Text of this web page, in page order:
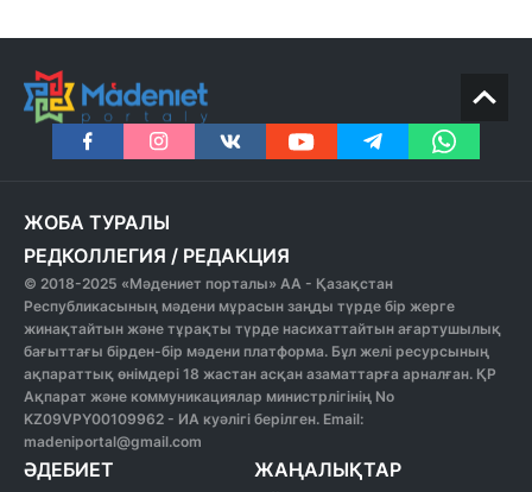
ЖОБА ТУРАЛЫ
РЕДКОЛЛЕГИЯ / РЕДАКЦИЯ
© 2018-2025 «Мәдениет порталы» АА - Қазақстан
Республикасының мәдени мұрасын заңды түрде бір жерге
жинақтайтын және тұрақты түрде насихаттайтын ағартушылық
бағыттағы бірден-бір мәдени платформа. Бұл желі ресурсының
ақпараттық өнімдері 18 жастан асқан азаматтарға арналған. ҚР
Ақпарат және коммуникациялар министрлігінің No
KZ09VPY00109962 - ИА куәлігі берілген. Email:
madeniportal@gmail.com
ӘДЕБИЕТ
ЖАҢАЛЫҚТАР